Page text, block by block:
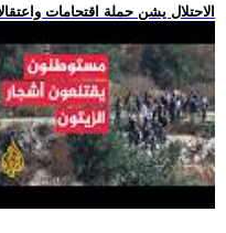
.. الاحتلال يشن حملة اقتحامات